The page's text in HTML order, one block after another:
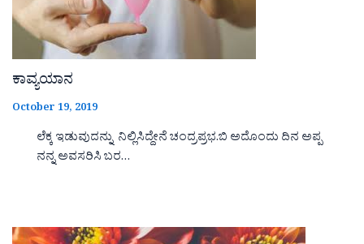
ಕಾವ್ಯಯಾನ
October 19, 2019
ಲೆಕ್ಕ ಇಡುವುದನ್ನು ನಿಲ್ಲಿಸಿದ್ದೇನೆ ಚಂದ್ರಪ್ರಭ.ಬಿ ಅದೊಂದು ದಿನ ಅಪ್ಪ
ನನ್ನ ಅವಸರಿಸಿ ಬರ…